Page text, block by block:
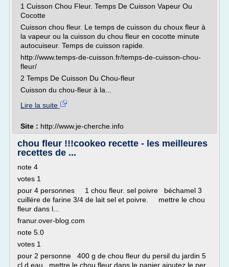
1 Cuisson Chou Fleur. Temps De Cuisson Vapeur Ou
Cocotte
Cuisson chou fleur. Le temps de cuisson du choux fleur à
la vapeur ou la cuisson du chou fleur en cocotte minute
autocuiseur. Temps de cuisson rapide.
http://www.temps-de-cuisson.fr/temps-de-cuisson-chou-
fleur/
2 Temps De Cuisson Du Chou-fleur
Cuisson du chou-fleur à la...
Lire la suite
Site : http://www.je-cherche.info
chou fleur !!!cookeo recette - les meilleures
recettes de ...
note 4
votes 1
pour 4 personnes 1 chou fleur. sel poivre béchamel 3
cuillére de farine 3/4 de lait sel et poivre. mettre le chou
fleur dans l...
franur.over-blog.com
note 5.0
votes 1
pour 2 personne 400 g de chou fleur du persil du jardin 5
cl d eau mettre le chou fleur dans le panier ajoutez le per